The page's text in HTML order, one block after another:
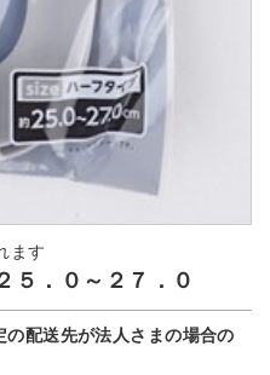
ます
５．０～２７．０
配送先が法人さまの場合の